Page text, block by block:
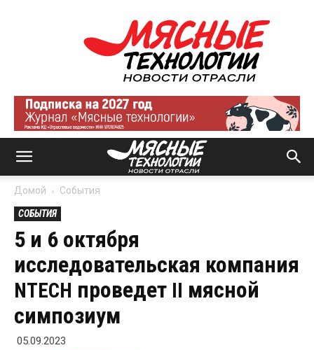
Мясные
технологии
|
Новости
отрасли
Домой События
СОБЫТИЯ
5 и 6 октября
исследовательская компания
NTECH проведет II мясной
симпозиум
05.09.2023